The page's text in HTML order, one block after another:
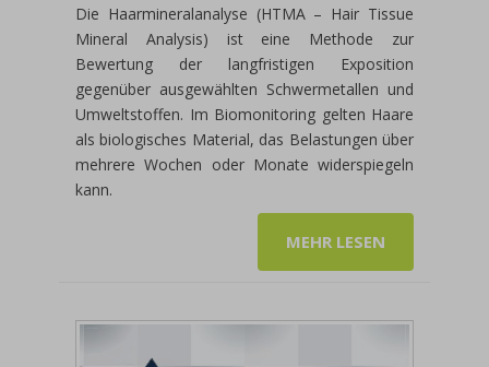
Die Haarmineralanalyse (HTMA – Hair Tissue
Mineral Analysis) ist eine Methode zur
Bewertung der langfristigen Exposition
gegenüber ausgewählten Schwermetallen und
Umweltstoffen. Im Biomonitoring gelten Haare
als biologisches Material, das Belastungen über
mehrere Wochen oder Monate widerspiegeln
kann.
MEHR LESEN